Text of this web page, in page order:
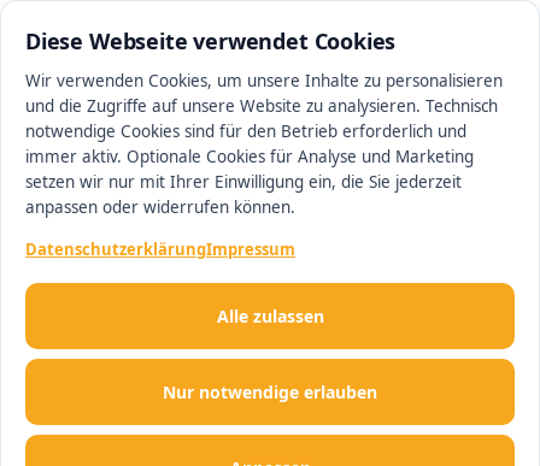
Diese Webseite verwendet Cookies
Wir verwenden Cookies, um unsere Inhalte zu personalisieren
und die Zugriffe auf unsere Website zu analysieren. Technisch
notwendige Cookies sind für den Betrieb erforderlich und
immer aktiv. Optionale Cookies für Analyse und Marketing
setzen wir nur mit Ihrer Einwilligung ein, die Sie jederzeit
anpassen oder widerrufen können.
DatenschutzerklärungImpressum
Nur notwendige erlauben
Alle zulassen